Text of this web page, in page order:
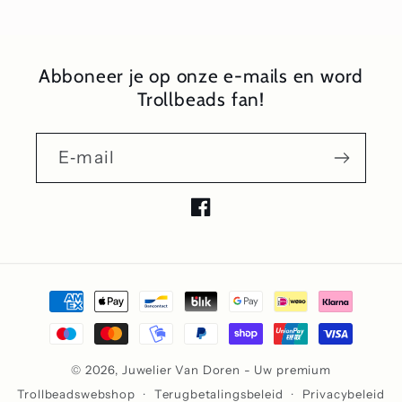
Abboneer je op onze e-mails en word
Trollbeads fan!
E‑mail
Facebook
Betaalmethoden
© 2026, Juwelier Van Doren - Uw premium
Trollbeadswebshop
Terugbetalingsbeleid Privacybeleid